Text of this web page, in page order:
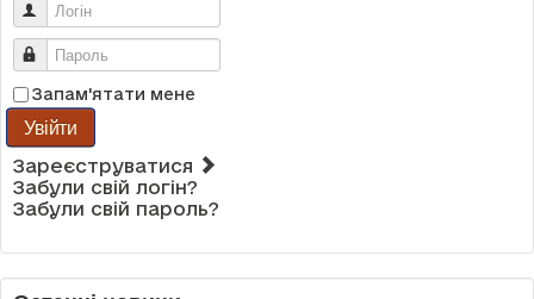
Логін
Пароль
Запам'ятати мене
Увійти
Зареєструватися
Забули свій логін?
Забули свій пароль?